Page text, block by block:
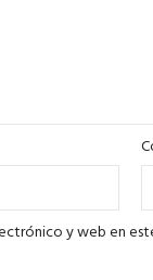
y web en